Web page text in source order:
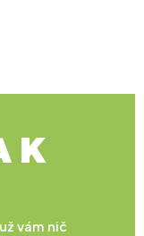
K
vám nič